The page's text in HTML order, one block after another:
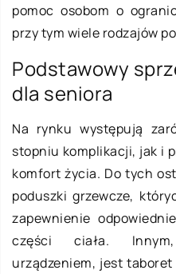
pomoc osobom o
przy tym wiele rodzajów
Podstawowy
dla seniora
Na rynku występują
stopniu komplikacji, jak i
komfort życia. Do tych
poduszki grzewcze,
zapewnienie
części ciała.
urządzeniem, jest